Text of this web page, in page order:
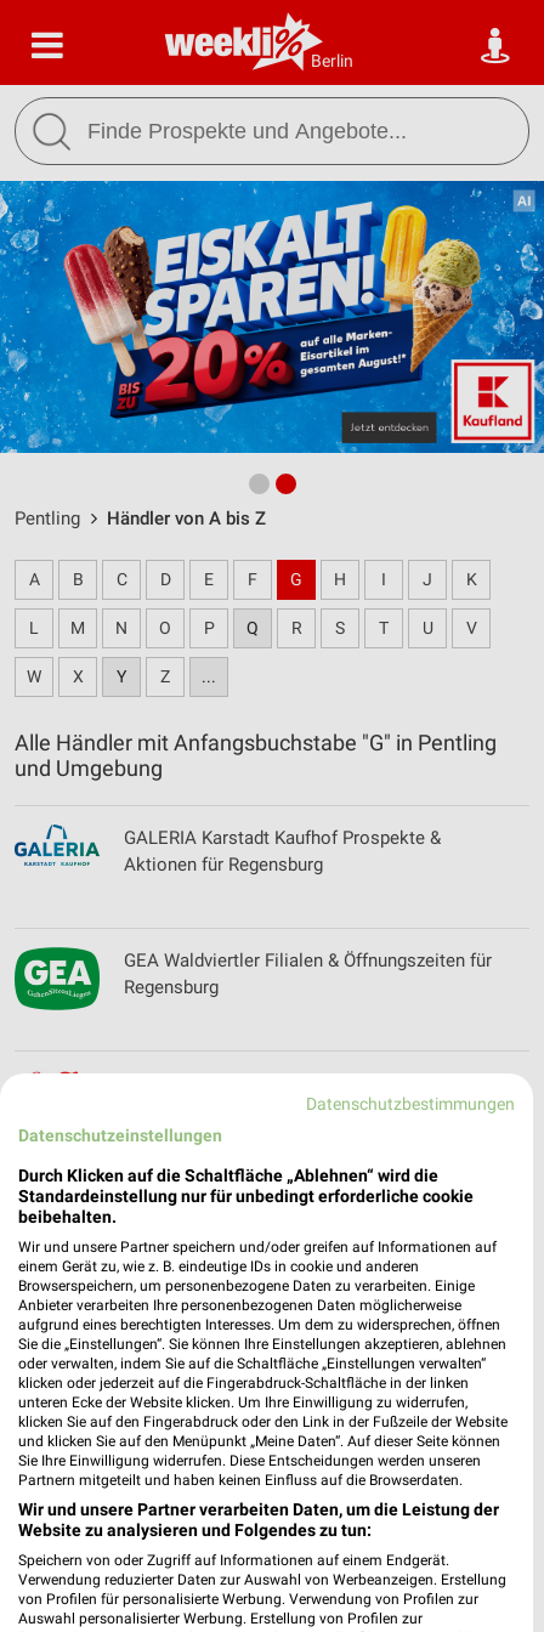
Berlin
Pentling Händler von A bis Z
A B C D E F G H I J K
L M N O P Q R S T U V
W X Y Z ...
Alle Händler mit Anfangsbuchstabe "G" in Pentling
und Umgebung
GALERIA Karstadt Kaufhof Prospekte &
Aktionen für Regensburg
GEA Waldviertler Filialen & Öffnungszeiten für
Regensburg
Globus Prospekt der Woche für Neutraubling
Globus Baumarkt Prospekte & Angebote für
Regensburg
Noch mehr Angebote in
Datenschutzbestimmungen
Datenschutzeinstellungen
Durch Klicken auf die Schaltfläche „Ablehnen“ wird die
Standardeinstellung nur für unbedingt erforderliche cookie
beibehalten.
Wir und unsere Partner speichern und/oder greifen auf Informationen auf
einem Gerät zu, wie z. B. eindeutige IDs in cookie und anderen
Browserspeichern, um personenbezogene Daten zu verarbeiten. Einige
Anbieter verarbeiten Ihre personenbezogenen Daten möglicherweise
aufgrund eines berechtigten Interesses. Um dem zu widersprechen, öffnen
Sie die „Einstellungen“. Sie können Ihre Einstellungen akzeptieren, ablehnen
oder verwalten, indem Sie auf die Schaltfläche „Einstellungen verwalten“
klicken oder jederzeit auf die Fingerabdruck-Schaltfläche in der linken
unteren Ecke der Website klicken. Um Ihre Einwilligung zu widerrufen,
klicken Sie auf den Fingerabdruck oder den Link in der Fußzeile der Website
und klicken Sie auf den Menüpunkt „Meine Daten“. Auf dieser Seite können
Sie Ihre Einwilligung widerrufen. Diese Entscheidungen werden unseren
Partnern mitgeteilt und haben keinen Einfluss auf die Browserdaten.
Wir und unsere Partner verarbeiten Daten, um die Leistung der
Website zu analysieren und Folgendes zu tun:
Speichern von oder Zugriff auf Informationen auf einem Endgerät.
Verwendung reduzierter Daten zur Auswahl von Werbeanzeigen. Erstellung
von Profilen für personalisierte Werbung. Verwendung von Profilen zur
Auswahl personalisierter Werbung. Erstellung von Profilen zur